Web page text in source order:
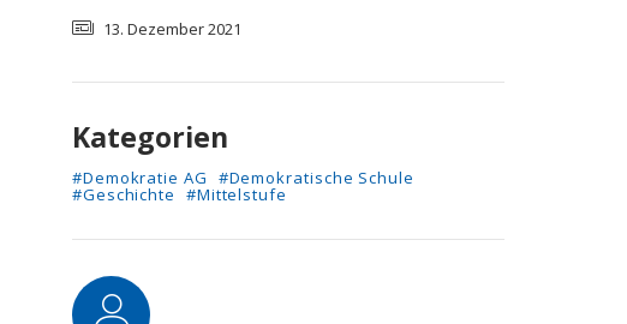
13. Dezember 2021
Kategorien
#Demokratie AG #Demokratische Schule
#Geschichte #Mittelstufe
Autor